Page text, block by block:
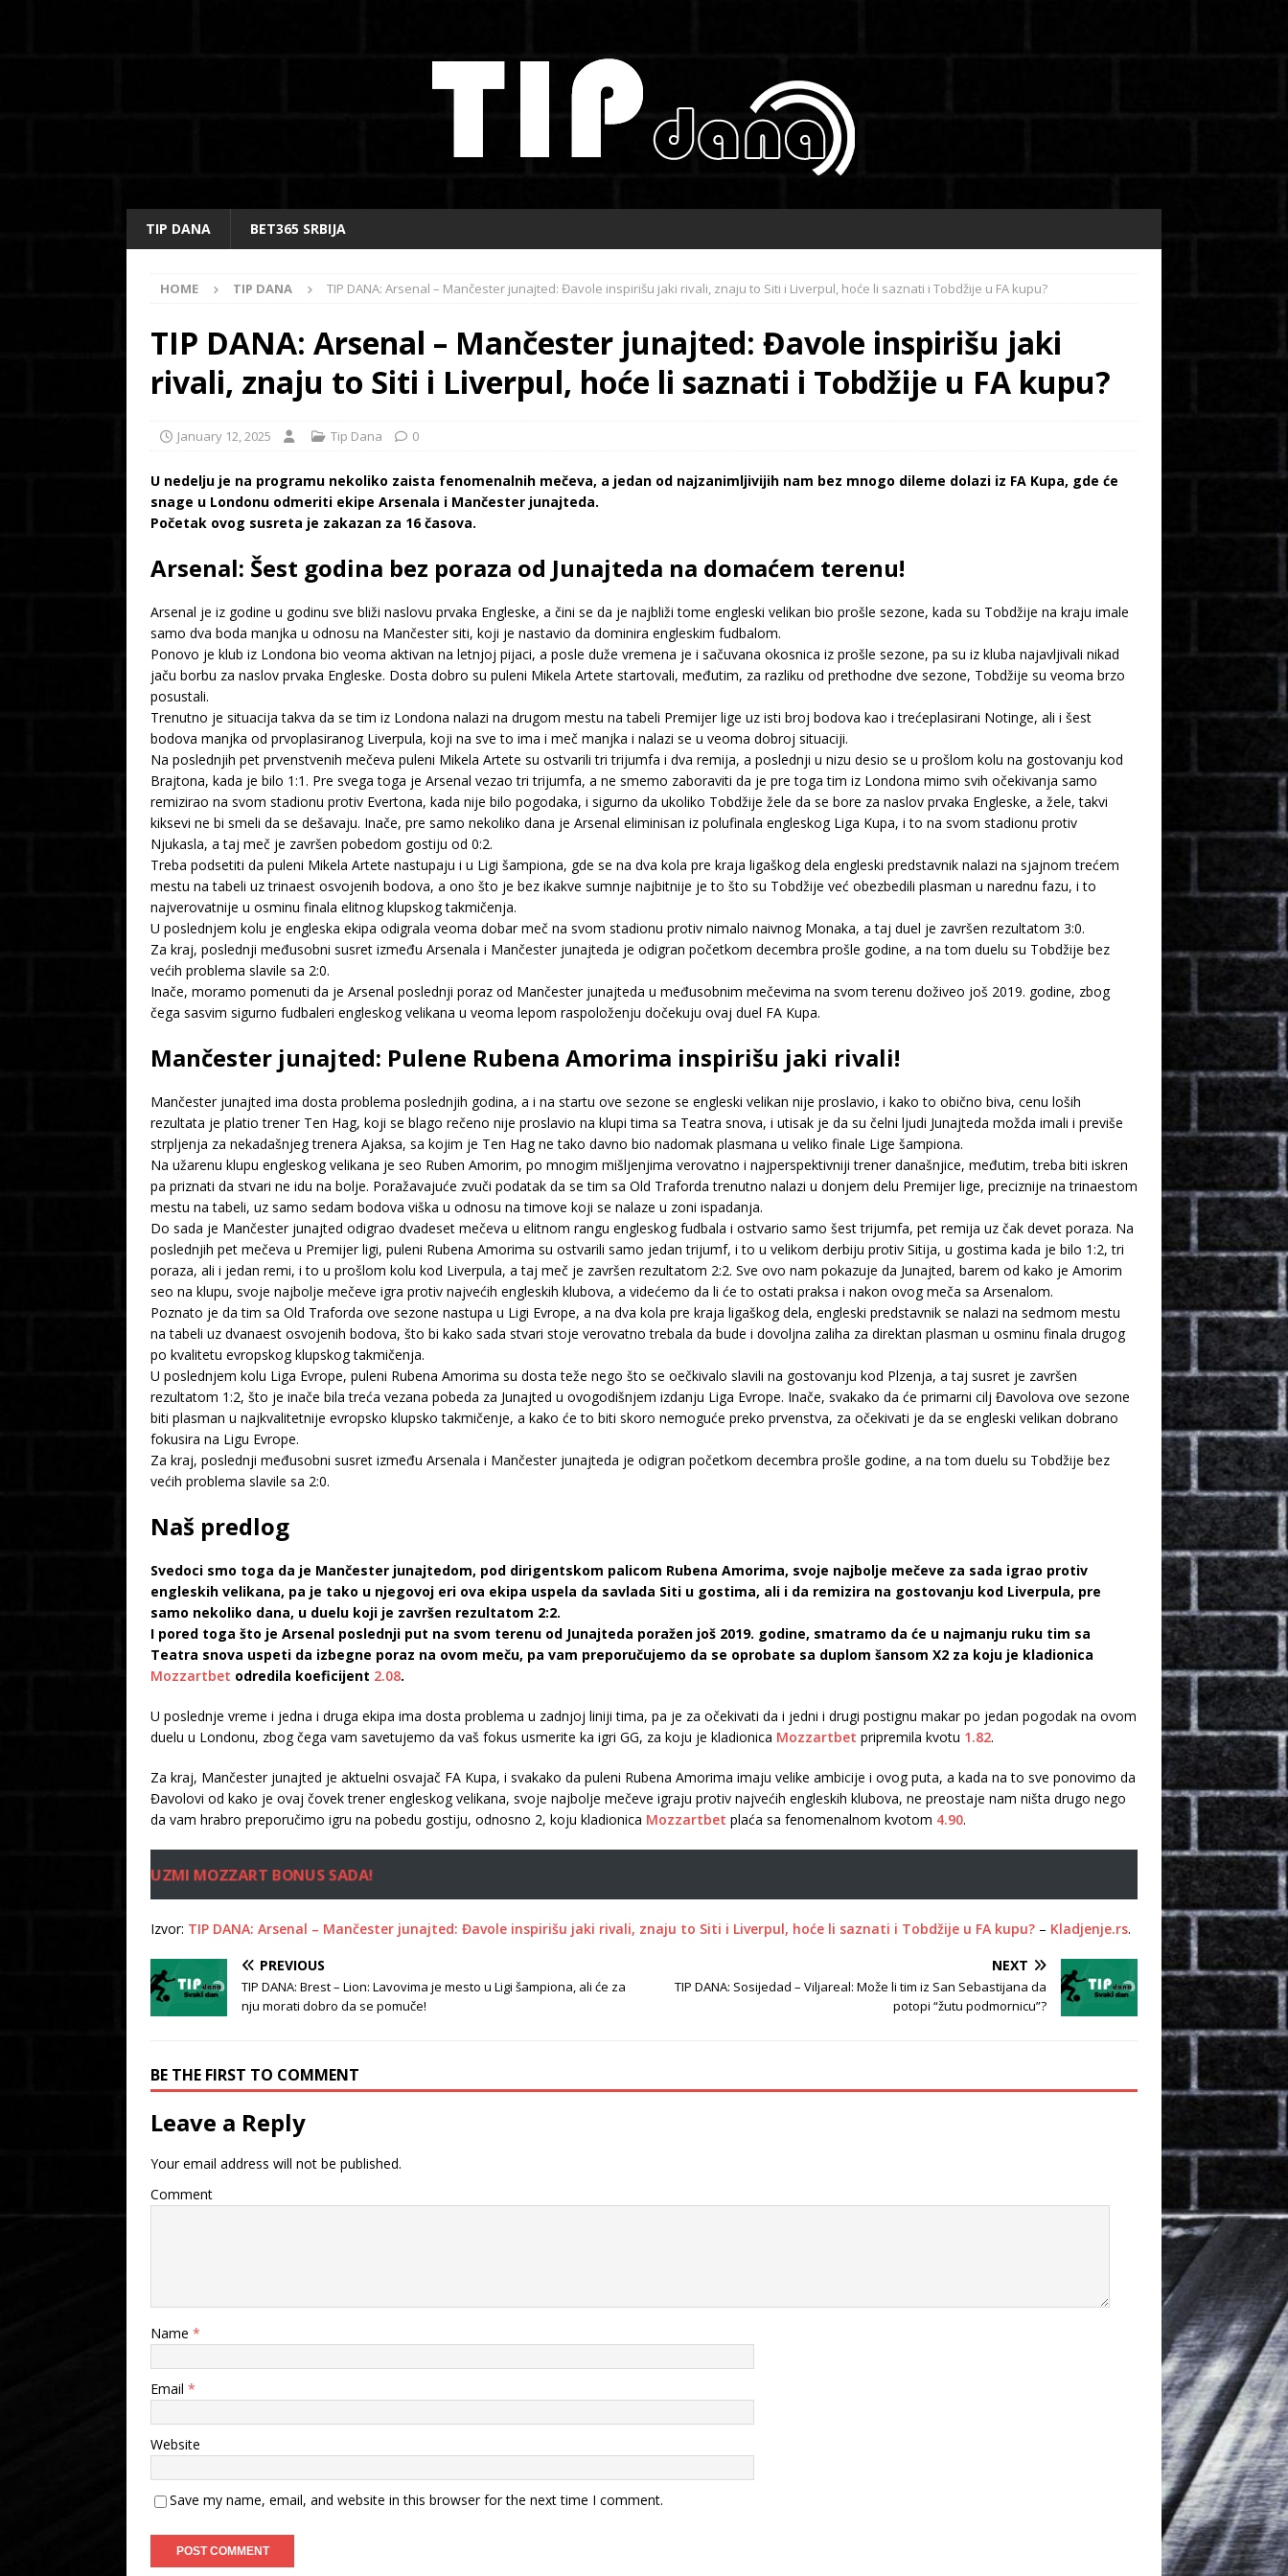
TIP DANA BET365 SRBIJA
HOME TIP DANA TIP DANA: Arsenal – Mančester junajted: Đavole inspirišu jaki rivali, znaju to Siti i Liverpul, hoće li saznati i Tobdžije u FA kupu?
TIP DANA: Arsenal – Mančester junajted: Đavole inspirišu jaki
rivali, znaju to Siti i Liverpul, hoće li saznati i Tobdžije u FA kupu?
January 12, 2025 Tip Dana 0
U nedelju je na programu nekoliko zaista fenomenalnih mečeva, a jedan od najzanimljivijih nam bez mnogo dileme dolazi iz FA Kupa, gde će
snage u Londonu odmeriti ekipe Arsenala i Mančester junajteda.
Početak ovog susreta je zakazan za 16 časova.
Arsenal: Šest godina bez poraza od Junajteda na domaćem terenu!
Arsenal je iz godine u godinu sve bliži naslovu prvaka Engleske, a čini se da je najbliži tome engleski velikan bio prošle sezone, kada su Tobdžije na kraju imale
samo dva boda manjka u odnosu na Mančester siti, koji je nastavio da dominira engleskim fudbalom.
Ponovo je klub iz Londona bio veoma aktivan na letnjoj pijaci, a posle duže vremena je i sačuvana okosnica iz prošle sezone, pa su iz kluba najavljivali nikad
jaču borbu za naslov prvaka Engleske. Dosta dobro su puleni Mikela Artete startovali, međutim, za razliku od prethodne dve sezone, Tobdžije su veoma brzo
posustali.
Trenutno je situacija takva da se tim iz Londona nalazi na drugom mestu na tabeli Premijer lige uz isti broj bodova kao i trećeplasirani Notinge, ali i šest
bodova manjka od prvoplasiranog Liverpula, koji na sve to ima i meč manjka i nalazi se u veoma dobroj situaciji.
Na poslednjih pet prvenstvenih mečeva puleni Mikela Artete su ostvarili tri trijumfa i dva remija, a poslednji u nizu desio se u prošlom kolu na gostovanju kod
Brajtona, kada je bilo 1:1. Pre svega toga je Arsenal vezao tri trijumfa, a ne smemo zaboraviti da je pre toga tim iz Londona mimo svih očekivanja samo
remizirao na svom stadionu protiv Evertona, kada nije bilo pogodaka, i sigurno da ukoliko Tobdžije žele da se bore za naslov prvaka Engleske, a žele, takvi
kiksevi ne bi smeli da se dešavaju. Inače, pre samo nekoliko dana je Arsenal eliminisan iz polufinala engleskog Liga Kupa, i to na svom stadionu protiv
Njukasla, a taj meč je završen pobedom gostiju od 0:2.
Treba podsetiti da puleni Mikela Artete nastupaju i u Ligi šampiona, gde se na dva kola pre kraja ligaškog dela engleski predstavnik nalazi na sjajnom trećem
mestu na tabeli uz trinaest osvojenih bodova, a ono što je bez ikakve sumnje najbitnije je to što su Tobdžije već obezbedili plasman u narednu fazu, i to
najverovatnije u osminu finala elitnog klupskog takmičenja.
U poslednjem kolu je engleska ekipa odigrala veoma dobar meč na svom stadionu protiv nimalo naivnog Monaka, a taj duel je završen rezultatom 3:0.
Za kraj, poslednji međusobni susret između Arsenala i Mančester junajteda je odigran početkom decembra prošle godine, a na tom duelu su Tobdžije bez
većih problema slavile sa 2:0.
Inače, moramo pomenuti da je Arsenal poslednji poraz od Mančester junajteda u međusobnim mečevima na svom terenu doživeo još 2019. godine, zbog
čega sasvim sigurno fudbaleri engleskog velikana u veoma lepom raspoloženju dočekuju ovaj duel FA Kupa.
Mančester junajted: Pulene Rubena Amorima inspirišu jaki rivali!
Mančester junajted ima dosta problema poslednjih godina, a i na startu ove sezone se engleski velikan nije proslavio, i kako to obično biva, cenu loših
rezultata je platio trener Ten Hag, koji se blago rečeno nije proslavio na klupi tima sa Teatra snova, i utisak je da su čelni ljudi Junajteda možda imali i previše
strpljenja za nekadašnjeg trenera Ajaksa, sa kojim je Ten Hag ne tako davno bio nadomak plasmana u veliko finale Lige šampiona.
Na užarenu klupu engleskog velikana je seo Ruben Amorim, po mnogim mišljenjima verovatno i najperspektivniji trener današnjice, međutim, treba biti iskren
pa priznati da stvari ne idu na bolje. Poražavajuće zvuči podatak da se tim sa Old Traforda trenutno nalazi u donjem delu Premijer lige, preciznije na trinaestom
mestu na tabeli, uz samo sedam bodova viška u odnosu na timove koji se nalaze u zoni ispadanja.
Do sada je Mančester junajted odigrao dvadeset mečeva u elitnom rangu engleskog fudbala i ostvario samo šest trijumfa, pet remija uz čak devet poraza. Na
poslednjih pet mečeva u Premijer ligi, puleni Rubena Amorima su ostvarili samo jedan trijumf, i to u velikom derbiju protiv Sitija, u gostima kada je bilo 1:2, tri
poraza, ali i jedan remi, i to u prošlom kolu kod Liverpula, a taj meč je završen rezultatom 2:2. Sve ovo nam pokazuje da Junajted, barem od kako je Amorim
seo na klupu, svoje najbolje mečeve igra protiv najvećih engleskih klubova, a videćemo da li će to ostati praksa i nakon ovog meča sa Arsenalom.
Poznato je da tim sa Old Traforda ove sezone nastupa u Ligi Evrope, a na dva kola pre kraja ligaškog dela, engleski predstavnik se nalazi na sedmom mestu
na tabeli uz dvanaest osvojenih bodova, što bi kako sada stvari stoje verovatno trebala da bude i dovoljna zaliha za direktan plasman u osminu finala drugog
po kvalitetu evropskog klupskog takmičenja.
U poslednjem kolu Liga Evrope, puleni Rubena Amorima su dosta teže nego što se oečkivalo slavili na gostovanju kod Plzenja, a taj susret je završen
rezultatom 1:2, što je inače bila treća vezana pobeda za Junajted u ovogodišnjem izdanju Liga Evrope. Inače, svakako da će primarni cilj Đavolova ove sezone
biti plasman u najkvalitetnije evropsko klupsko takmičenje, a kako će to biti skoro nemoguće preko prvenstva, za očekivati je da se engleski velikan dobrano
fokusira na Ligu Evrope.
Za kraj, poslednji međusobni susret između Arsenala i Mančester junajteda je odigran početkom decembra prošle godine, a na tom duelu su Tobdžije bez
većih problema slavile sa 2:0.
Naš predlog
Svedoci smo toga da je Mančester junajtedom, pod dirigentskom palicom Rubena Amorima, svoje najbolje mečeve za sada igrao protiv
engleskih velikana, pa je tako u njegovoj eri ova ekipa uspela da savlada Siti u gostima, ali i da remizira na gostovanju kod Liverpula, pre
samo nekoliko dana, u duelu koji je završen rezultatom 2:2.
I pored toga što je Arsenal poslednji put na svom terenu od Junajteda poražen još 2019. godine, smatramo da će u najmanju ruku tim sa
Teatra snova uspeti da izbegne poraz na ovom meču, pa vam preporučujemo da se oprobate sa duplom šansom X2 za koju je kladionica
Mozzartbet odredila koeficijent 2.08.
U poslednje vreme i jedna i druga ekipa ima dosta problema u zadnjoj liniji tima, pa je za očekivati da i jedni i drugi postignu makar po jedan pogodak na ovom
duelu u Londonu, zbog čega vam savetujemo da vaš fokus usmerite ka igri GG, za koju je kladionica Mozzartbet pripremila kvotu 1.82.
Za kraj, Mančester junajted je aktuelni osvajač FA Kupa, i svakako da puleni Rubena Amorima imaju velike ambicije i ovog puta, a kada na to sve ponovimo da
Đavolovi od kako je ovaj čovek trener engleskog velikana, svoje najbolje mečeve igraju protiv najvećih engleskih klubova, ne preostaje nam ništa drugo nego
da vam hrabro preporučimo igru na pobedu gostiju, odnosno 2, koju kladionica Mozzartbet plaća sa fenomenalnom kvotom 4.90.
UZMI MOZZART BONUS SADA!
Izvor: TIP DANA: Arsenal – Mančester junajted: Đavole inspirišu jaki rivali, znaju to Siti i Liverpul, hoće li saznati i Tobdžije u FA kupu? – Kladjenje.rs.
PREVIOUS
TIP DANA: Brest – Lion: Lavovima je mesto u Ligi šampiona, ali će za
nju morati dobro da se pomuče!
NEXT
TIP DANA: Sosijedad – Viljareal: Može li tim iz San Sebastijana da
potopi “žutu podmornicu”?
BE THE FIRST TO COMMENT
Leave a Reply
Your email address will not be published.
Comment
Name *
Email *
Website
Save my name, email, and website in this browser for the next time I comment.